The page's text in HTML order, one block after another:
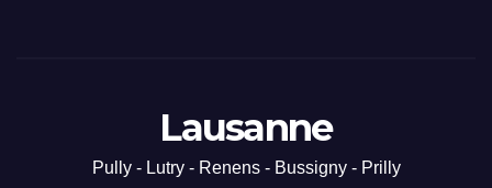
Lausanne
Pully - Lutry - Renens - Bussigny - Prilly